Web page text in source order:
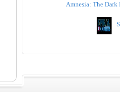
Amnesia: The Dark